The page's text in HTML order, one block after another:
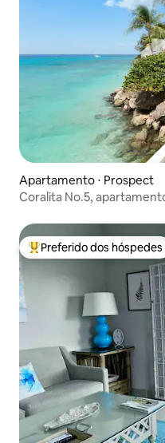
Apartamento ⋅ Prospect
Coralita No.5,
Entre os melhores
Preferido dos hóspedes